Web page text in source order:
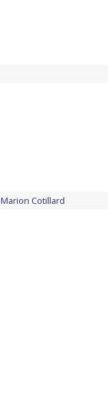
Marion Cotillard